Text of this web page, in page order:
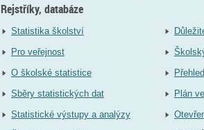
Rejstříky, databáze
Statistika školství
Pro veřejnost
O školské statistice
Sběry statistických dat
Statistické výstupy a analýzy
Plán